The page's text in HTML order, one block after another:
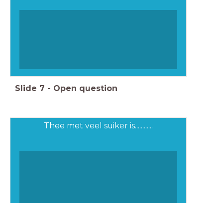
Slide 7 - Open question
Thee met veel suiker is............